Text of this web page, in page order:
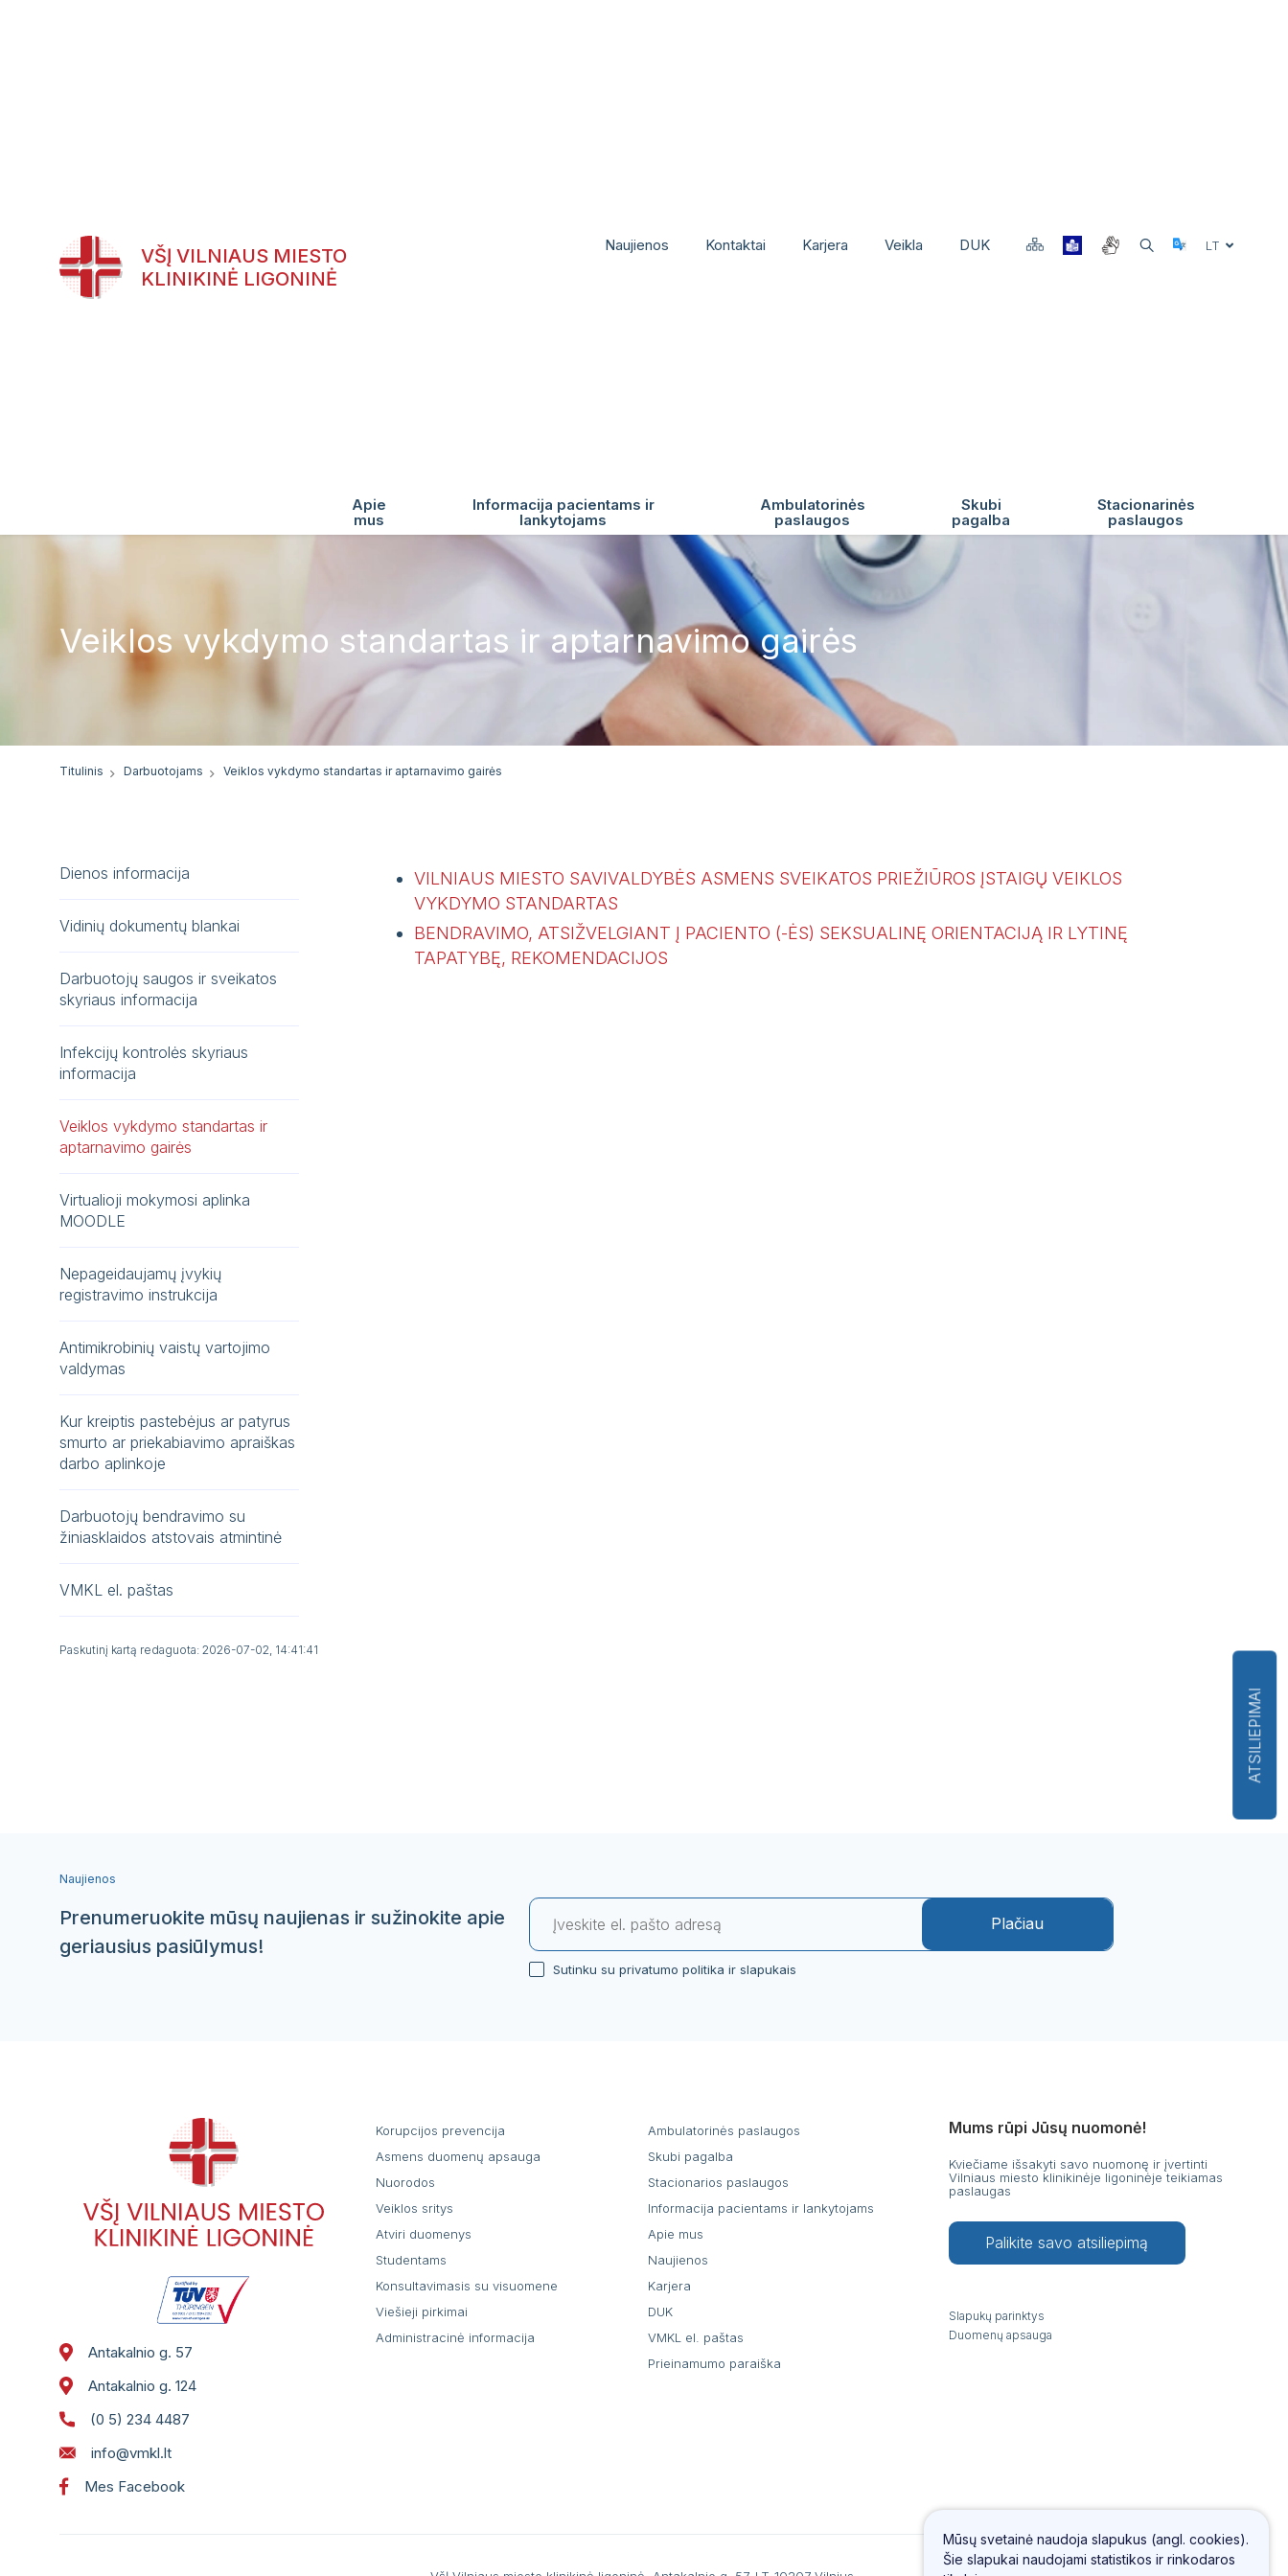
VŠĮ VILNIAUS MIESTO
KLINIKINĖ LIGONINĖ
Naujienos Kontaktai Karjera Veikla DUK Select
LT
Apie
mus
Informacija pacientams ir
lankytojams
Ambulatorinės
paslaugos
Skubi
pagalba
Stacionarinės
paslaugos
Veiklos vykdymo standartas ir aptarnavimo gairės
Titulinis Darbuotojams Veiklos vykdymo standartas ir aptarnavimo gairės
Dienos informacija
Vidinių dokumentų blankai
Darbuotojų saugos ir sveikatos
skyriaus informacija
Infekcijų kontrolės skyriaus
informacija
Veiklos vykdymo standartas ir
aptarnavimo gairės
Virtualioji mokymosi aplinka
MOODLE
Nepageidaujamų įvykių
registravimo instrukcija
Antimikrobinių vaistų vartojimo
valdymas
Kur kreiptis pastebėjus ar patyrus
smurto ar priekabiavimo apraiškas
darbo aplinkoje
Darbuotojų bendravimo su
žiniasklaidos atstovais atmintinė
VMKL el. paštas
VILNIAUS MIESTO SAVIVALDYBĖS ASMENS SVEIKATOS PRIEŽIŪROS ĮSTAIGŲ VEIKLOS
VYKDYMO STANDARTAS
BENDRAVIMO, ATSIŽVELGIANT Į PACIENTO (-ĖS) SEKSUALINĘ ORIENTACIJĄ IR LYTINĘ
TAPATYBĘ, REKOMENDACIJOS
Paskutinį kartą redaguota: 2026-07-02, 14:41:41
Naujienos
Prenumeruokite mūsų naujienas ir sužinokite apie
geriausius pasiūlymus!
Plačiau
Sutinku su privatumo politika ir slapukais
Antakalnio g. 57
Antakalnio g. 124
(0 5) 234 4487
info@vmkl.lt
Mes Facebook
Korupcijos prevencija
Asmens duomenų apsauga
Nuorodos
Veiklos sritys
Atviri duomenys
Studentams
Konsultavimasis su visuomene
Viešieji pirkimai
Administracinė informacija
Ambulatorinės paslaugos
Skubi pagalba
Stacionarios paslaugos
Informacija pacientams ir lankytojams
Apie mus
Naujienos
Karjera
DUK
VMKL el. paštas
Prieinamumo paraiška
Mums rūpi Jūsų nuomonė!
Kviečiame išsakyti savo nuomonę ir įvertinti
Vilniaus miesto klinikinėje ligoninėje teikiamas
paslaugas
Palikite savo atsiliepimą
Slapukų parinktys
Duomenų apsauga
ATSILIEPIMAI
Mūsų svetainė naudoja slapukus (angl. cookies).
Šie slapukai naudojami statistikos ir rinkodaros